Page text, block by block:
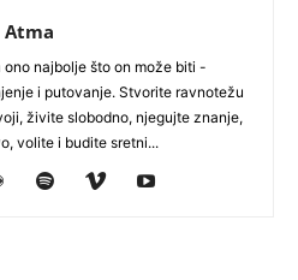
Atma
najbolje što on može biti -
i putovanje. Stvorite ravnotežu
živite slobodno, njegujte znanje,
volite i budite sretni...